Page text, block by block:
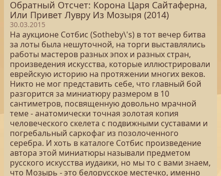
Обратный Отсчет: Корона Царя Сайтаферна,
Или Привет Лувру Из Мозыря (2014)
30.03.2015
На аукционе Сотбис (Sotheby\'s) в тот вечер битва
за лоты была нешуточной, на торги выставлялись
работы мастеров разных эпох и разных стран,
произведения искусства, которые иллюстрировали
еврейскую историю на протяжении многих веков.
Никто не мог представить себе, что главный бой
разгорится за миниатюру размером в 10
сантиметров, посвященную довольно мрачной
теме - анатомически точная золотая копия
человеческого скелета с подвижными суставами и
погребальный саркофаг из позолоченного
серебра. И хоть в каталоге Сотбис произведение
автора этой миниатюры называли предметом
русского искусства иудаики, но мы то с вами знаем,
что Мозырь - это белорусское местечко, именно